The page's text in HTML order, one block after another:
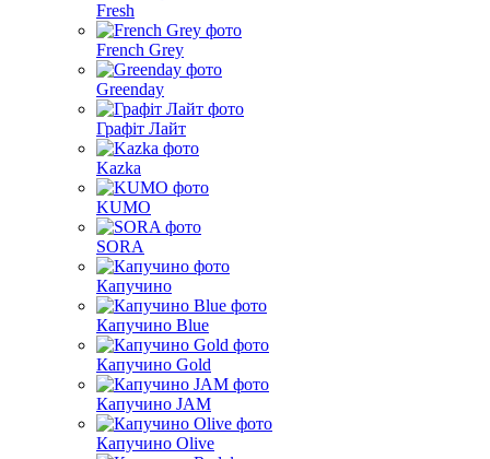
Fresh
French Grey
Greenday
Графіт Лайт
Kazka
KUMO
SORA
Капучино
Капучино Blue
Капучино Gold
Капучино JAM
Капучино Olive